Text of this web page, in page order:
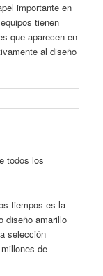
importante en
tienen
que aparecen en
al diseño
todos los
tiempos es la
diseño amarillo
selección
de